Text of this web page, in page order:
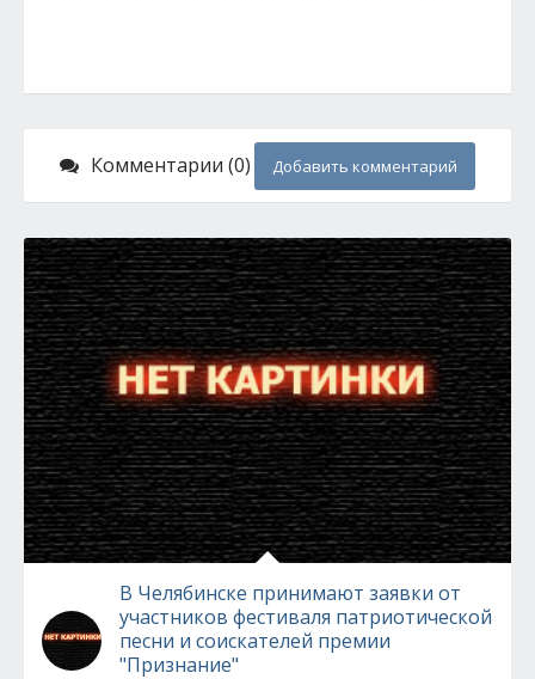
Комментарии (0) Добавить комментарий
В Челябинске принимают заявки от
участников фестиваля патриотической
песни и соискателей премии
"Признание"